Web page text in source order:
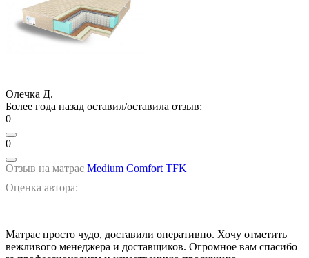
Олечка Д.
Более года назад оставил/оставила отзыв:
0
0
Отзыв на матрас Medium Comfort TFK
Оценка автора:
Матрас просто чудо, доставили оперативно. Хочу отметить
вежливого менеджера и доставщиков. Огромное вам спасибо